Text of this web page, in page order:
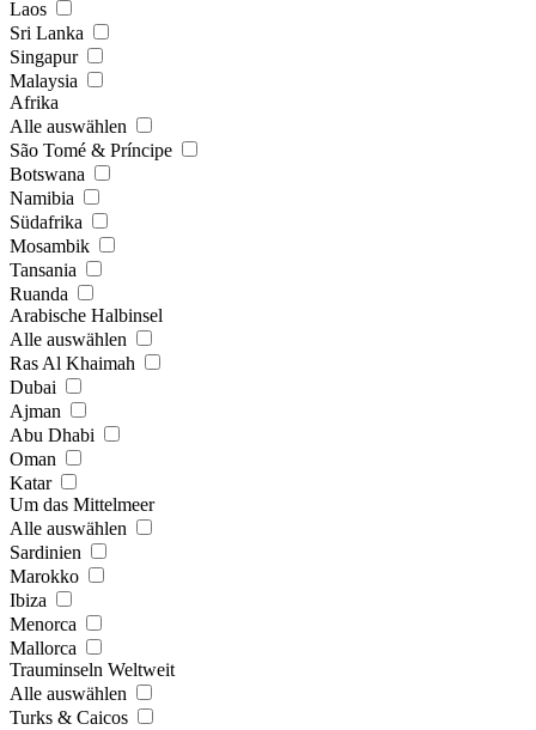
Laos
Sri Lanka
Singapur
Malaysia
Afrika
Alle auswählen
São Tomé & Príncipe
Botswana
Namibia
Südafrika
Mosambik
Tansania
Ruanda
Arabische Halbinsel
Alle auswählen
Ras Al Khaimah
Dubai
Ajman
Abu Dhabi
Oman
Katar
Um das Mittelmeer
Alle auswählen
Sardinien
Marokko
Ibiza
Menorca
Mallorca
Trauminseln Weltweit
Alle auswählen
Turks & Caicos